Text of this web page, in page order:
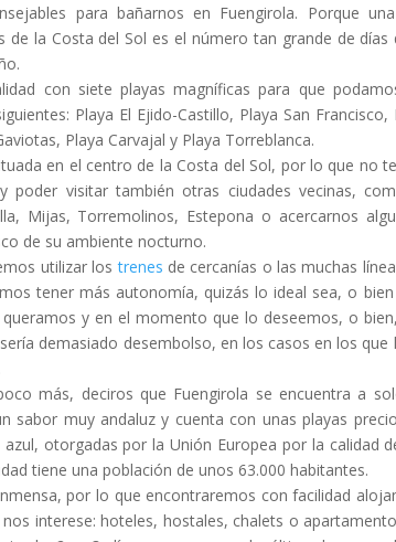
para bañarnos en Fuengirola. Porque
de la Costa del Sol es el número tan grande de días
con siete playas magníficas para que
Playa El Ejido-Castillo, Playa San Francisco,
Playa Carvajal y Playa Torreblanca.
en el centro de la Costa del Sol, por lo que no
poder visitar también otras ciudades vecinas,
Mijas, Torremolinos, Estepona o acercarnos
de su ambiente nocturno.
utilizar lostrenes de cercanías o las muchas
tener más autonomía, quizás lo ideal sea, o
y en el momento que lo deseemos, o
demasiado desembolso, en los casos en los que
más, deciros que Fuengirola se encuentra a
sabor muy andaluz y cuenta con unas playas
otorgadas por la Unión Europea por la calidad
tiene una población de unos 63.000 habitantes.
por lo que encontraremos con facilidad
interese: hoteles, hostales, chalets o